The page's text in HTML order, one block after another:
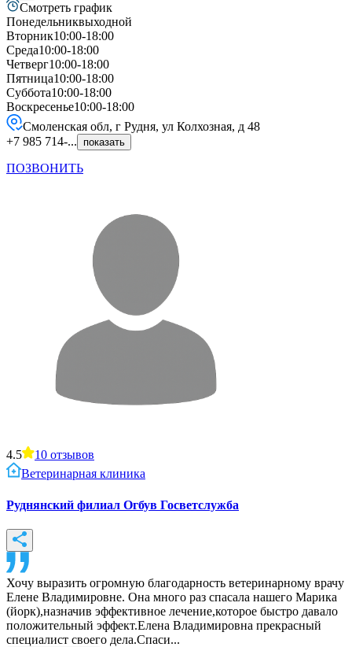
Смотреть график
Понедельниквыходной
Вторник10:00-18:00
Среда10:00-18:00
Четверг10:00-18:00
Пятница10:00-18:00
Суббота10:00-18:00
Воскресенье10:00-18:00
Смоленская обл, г Рудня, ул Колхозная, д 48
+7 985 714-...
показать
ПОЗВОНИТЬ
4.5 10 отзывов
Ветеринарная клиника
Руднянский филиал Огбув Госветслужба
Хочу выразить огромную благодарность ветеринарному врачу
Елене Владимировне. Она много раз спасала нашего Марика
(йорк),назначив эффективное лечение,которое быстро давало
положительный эффект.Елена Владимировна прекрасный
специалист своего дела.Спаси...